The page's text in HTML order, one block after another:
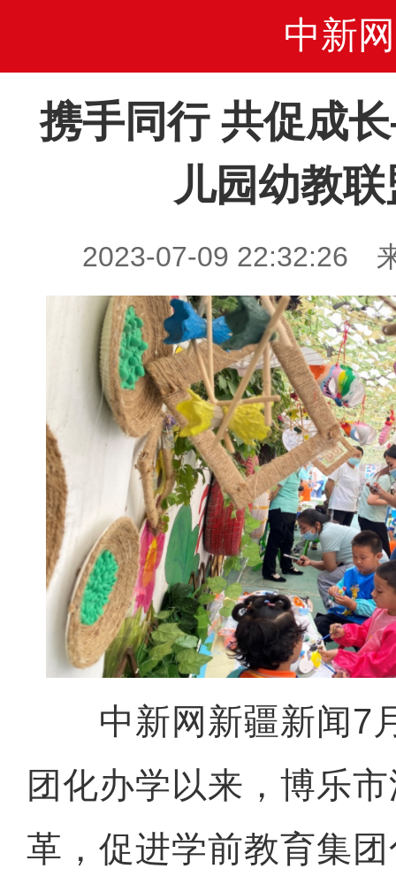
中新网
携手同行 共促成
儿园幼教
2023-07-09 22:32:26
中新网新疆新闻7
团化办学以来，博乐
革，促进学前教育集